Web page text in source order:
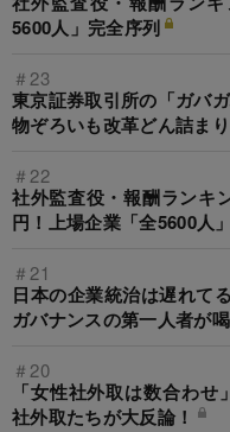
5600人」完全序列
＃23
東京証券取引所の「ガバ
物ぞろいも改革どん詰まり
＃22
社外監査役・報酬ランキ
円！上場企業「全5600人
＃21
日本の企業統治は遅れて
ガバナンスの第一人者が
＃20
「女性社外取は数合わ
社外取たちが大反論！